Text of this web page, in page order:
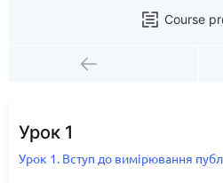
Course
Урок 1
Урок 1. Вступ до вимірювання